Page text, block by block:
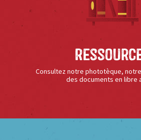
Consultez notre phototèque,
des documents en libre